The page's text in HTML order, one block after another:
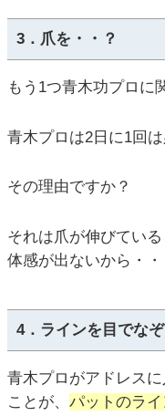
3．爪を・・？
もう1つ青木功プロに
青木プロは2日に1回
その理由ですか？
それは爪が伸びてい
体感が出ないから・・
4．ラインを目でな
青木プロがアドレス
ことが、 パットのラ